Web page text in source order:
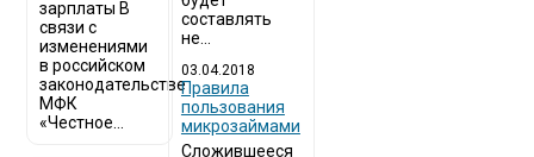
зарплаты В
связи с
изменениями
в российском
законодательстве
МФК
«Честное...
составлять
не...
03.04.2018
​Правила
пользования
микрозаймами
Сложившееся